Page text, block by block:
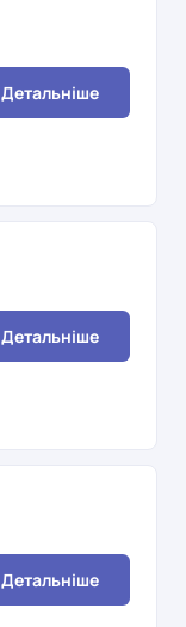
Детальніше
Детальніше
Детальніше